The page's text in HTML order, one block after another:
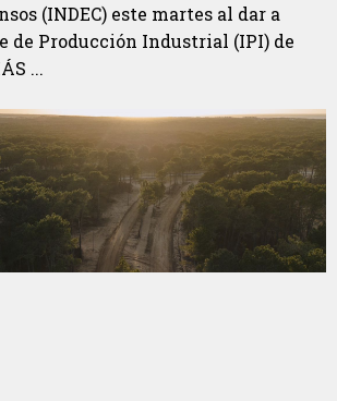
(INDEC) este martes al dar a
de Producción Industrial (IPI) de
...